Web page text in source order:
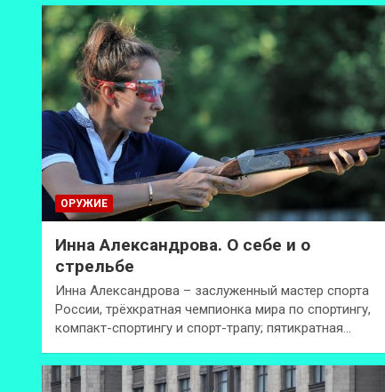
ОРУЖИЕ
Инна Александрова. О себе и о
стрельбе
Инна Александрова – заслуженный мастер спорта
России, трёхкратная чемпионка мира по спортингу,
компакт-спортингу и спорт-трапу; пятикратная…